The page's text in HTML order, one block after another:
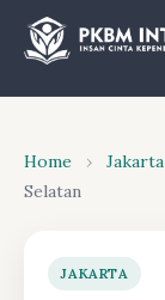
Home › Jakarta
Selatan
JAKARTA